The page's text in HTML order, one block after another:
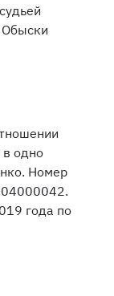
Обыски
одно
Номер
года по